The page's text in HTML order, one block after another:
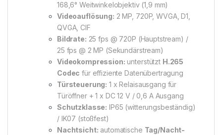
168,6° Weitwinkelobjektiv (1,9 mm)
Videoauflösung: 2 MP, 720P, WVGA, D1,
QVGA, CIF
Bildrate: 25 fps @ 720P (Hauptstream) /
25 fps @ 2 MP (Sekundärstream)
Videokompression: unterstützt H.265
Codec für effiziente Datenübertragung
Türsteuerung: 1 x Relaisausgang für
Türöffner + 1 x DC 12 V / 0,6 A Ausgang
Schutzklasse: IP65 (witterungsbeständig)
/ IK07 (stoßfest)
Nachtsicht: automatische Tag/Nacht-